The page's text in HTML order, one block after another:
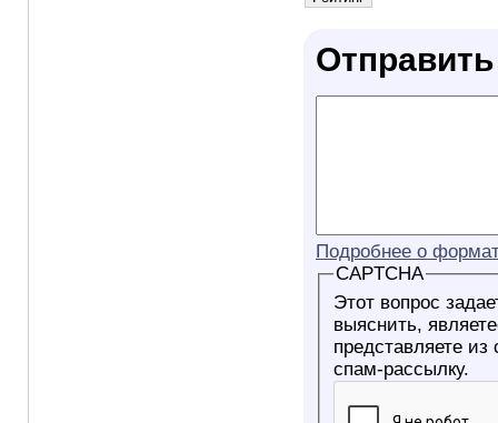
Подробнее о
CAPTCHA
Этот вопрос
выяснить, являетесь ли Вы
представляете
спам-рассылку.